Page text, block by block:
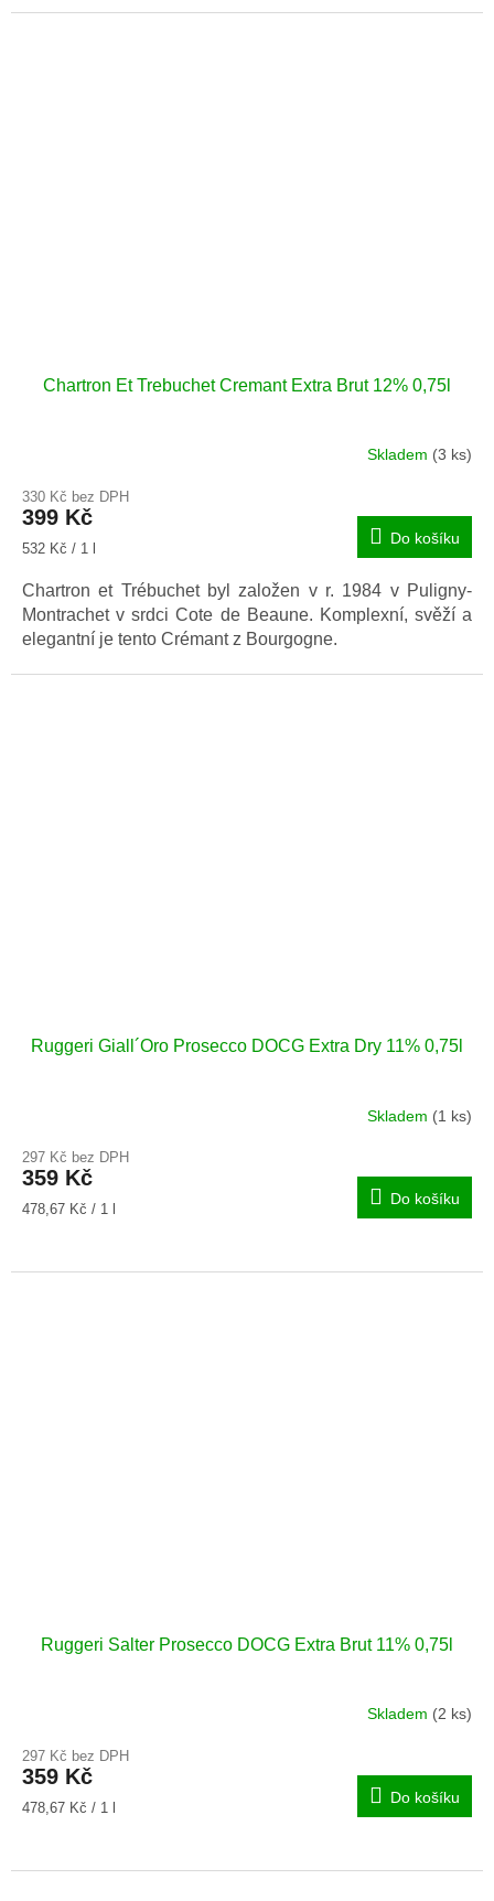
slavnostní příležitosti, tak pro běžné chvíle pohody.
Chartron Et Trebuchet Cremant Extra Brut 12% 0,75l
Skladem (3 ks)
330 Kč bez DPH
399 Kč
Měrná
532 Kč / 1 l
Do košíku
Chartron et Trébuchet byl založen v r. 1984 v Puligny-
Montrachet v srdci Cote de Beaune. Komplexní, svěží a
elegantní je tento Crémant z Bourgogne.
Ruggeri Giall´Oro Prosecco DOCG Extra Dry 11% 0,75l
Skladem (1 ks)
297 Kč bez DPH
359 Kč
Měrná
478,67 Kč / 1 l
Do košíku
Ruggeri Salter Prosecco DOCG Extra Brut 11% 0,75l
Skladem (2 ks)
297 Kč bez DPH
359 Kč
Měrná
478,67 Kč / 1 l
Do košíku